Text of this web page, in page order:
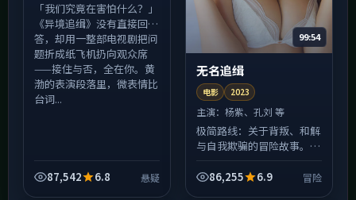
「我们究竟在害怕什么？」
《异境追缉》没有直接回
答，却用一整部电视剧把问
题折成纸飞机扔向观众席
——接住与否，全在你。黄
渤的表演段落里，微表情比
台词...
87,542 6.8 悬疑
99:54
无名追缉
电影 2023
主演：杨紫、孔刘 等
极简路线：关于背叛、和解
与自我欺骗的冒险故事。片
于中国香港拍摄。对白少、
86,255 6.9 冒险